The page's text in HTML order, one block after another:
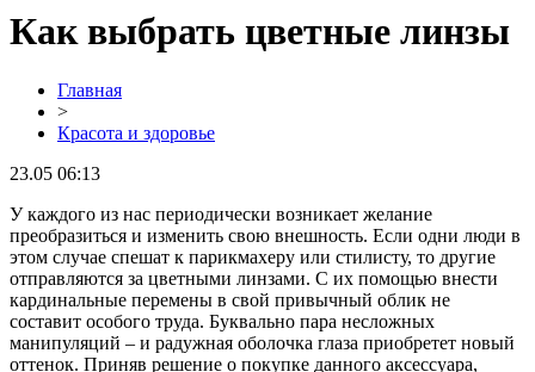
Как выбрать цветные линзы
Главная
>
Красота и здоровье
23.05 06:13
У каждого из нас периодически возникает желание
преобразиться и изменить свою внешность. Если одни люди в
этом случае спешат к парикмахеру или стилисту, то другие
отправляются за цветными линзами. С их помощью внести
кардинальные перемены в свой привычный облик не
составит особого труда. Буквально пара несложных
манипуляций – и радужная оболочка глаза приобретет новый
оттенок. Приняв решение о покупке данного аксессуара,